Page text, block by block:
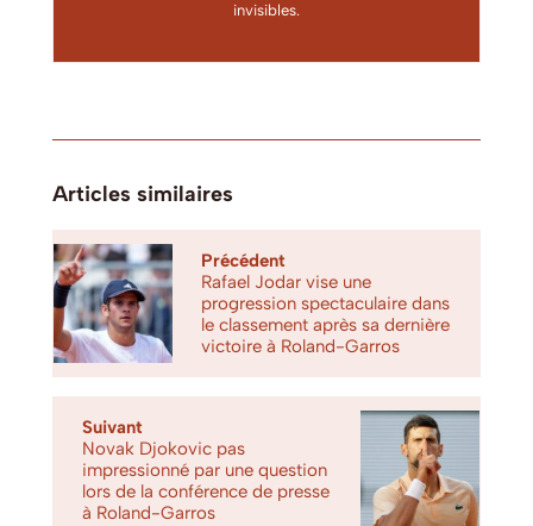
invisibles.
Articles similaires
Précédent
Rafael Jodar vise une
progression spectaculaire dans
le classement après sa dernière
victoire à Roland-Garros
Suivant
Novak Djokovic pas
impressionné par une question
lors de la conférence de presse
à Roland-Garros